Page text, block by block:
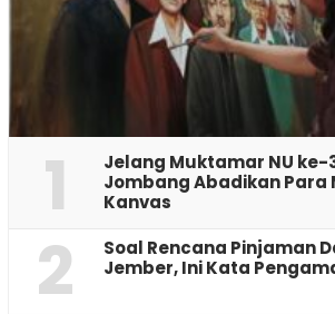
1
Jelang Muktamar NU ke-
Jombang Abadikan Para
Kanvas
2
‎Soal Rencana Pinjaman
Jember, Ini Kata